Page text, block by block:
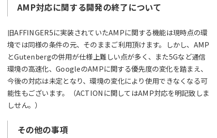
AMP対応に関する開発の終了について
旧AFFINGER5に実装されていたAMPに関する機能は現時点の環
境では同様の条件の元、そのままご利用頂けます。しかし、AMP
とGutenbergの併用が仕様上難しい点が多く、また5Gなど通信
環境の高速化、GoogleのAMPに関する優先度の変化を踏まえ、
今後の対応は未定となり、環境の変化により使用できなくなる可
能性もございます。（ACTIONに関してはAMP対応を明記致しま
しせん。）
その他の事項